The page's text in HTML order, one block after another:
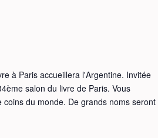
à Paris accueillera l'Argentine. Invitée
salon du livre de Paris. Vous
du monde. De grands noms seront